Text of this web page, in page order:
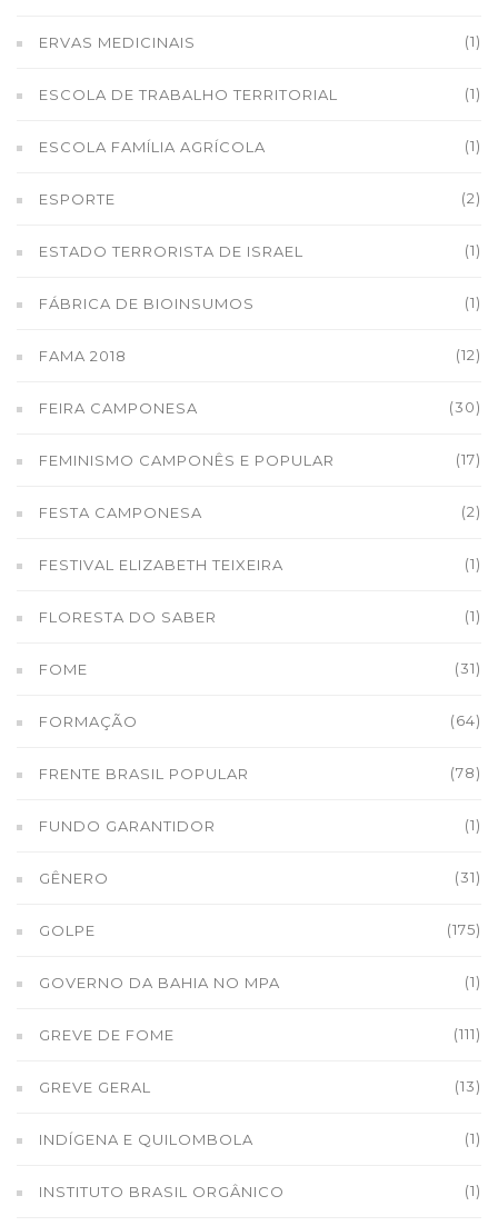
ERVAS MEDICINAIS (1)
ESCOLA DE TRABALHO TERRITORIAL (1)
ESCOLA FAMÍLIA AGRÍCOLA (1)
ESPORTE (2)
ESTADO TERRORISTA DE ISRAEL (1)
FÁBRICA DE BIOINSUMOS (1)
FAMA 2018 (12)
FEIRA CAMPONESA (30)
FEMINISMO CAMPONÊS E POPULAR (17)
FESTA CAMPONESA (2)
FESTIVAL ELIZABETH TEIXEIRA (1)
FLORESTA DO SABER (1)
FOME (31)
FORMAÇÃO (64)
FRENTE BRASIL POPULAR (78)
FUNDO GARANTIDOR (1)
GÊNERO (31)
GOLPE (175)
GOVERNO DA BAHIA NO MPA (1)
GREVE DE FOME (111)
GREVE GERAL (13)
INDÍGENA E QUILOMBOLA (1)
INSTITUTO BRASIL ORGÂNICO (1)